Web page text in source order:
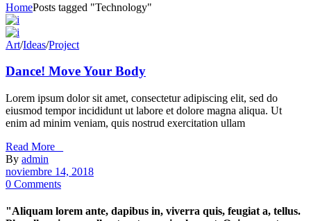
HomePosts tagged "Technology"
Art/Ideas/Project
Dance! Move Your Body
Lorem ipsum dolor sit amet, consectetur adipiscing elit, sed do
eiusmod tempor incididunt ut labore et dolore magna aliqua. Ut
enim ad minim veniam, quis nostrud exercitation ullam
Read More _
By admin
noviembre 14, 2018
0 Comments
"Aliquam lorem ante, dapibus in, viverra quis, feugiat a, tellus.